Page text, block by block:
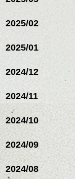
2025/02
2025/01
2024/12
2024/11
2024/10
2024/09
2024/08